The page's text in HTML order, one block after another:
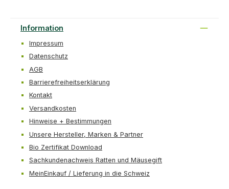
Information
Impressum
Datenschutz
AGB
Barrierefreiheitserklärung
Kontakt
Versandkosten
Hinweise + Bestimmungen
Unsere Hersteller, Marken & Partner
Bio Zertifikat Download
Sachkundenachweis Ratten und Mäusegift
MeinEinkauf / Lieferung in die Schweiz